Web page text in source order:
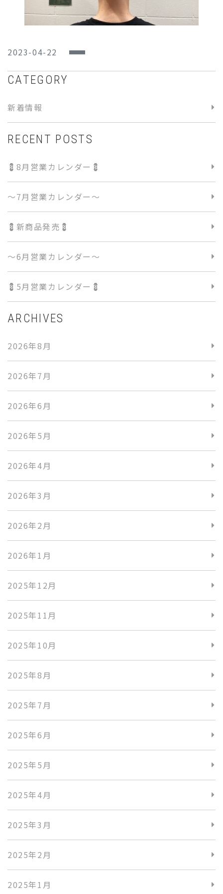
2023-04-22
CATEGORY
新着情報
RECENT POSTS
💈8月営業カレンダー💈
〜7月営業カレンダー〜
💈新商品発売💈
〜6月営業カレンダー〜
💈5月営業カレンダー💈
ARCHIVES
2026年8月
2026年7月
2026年6月
2026年5月
2026年4月
2026年3月
2026年2月
2026年1月
2025年12月
2025年11月
2025年10月
2025年8月
2025年7月
2025年6月
2025年5月
2025年4月
2025年3月
2025年2月
2025年1月